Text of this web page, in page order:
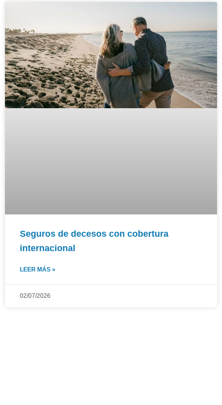
Seguros de decesos con cobertura
internacional
LEER MÁS »
02/07/2026